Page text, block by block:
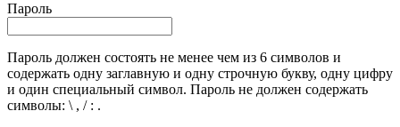
Пароль
Пароль должен состоять не менее чем из 6 символов и
содержать одну заглавную и одну строчную букву, одну цифру
и один специальный символ. Пароль не должен содержать
символы: \ , / : .